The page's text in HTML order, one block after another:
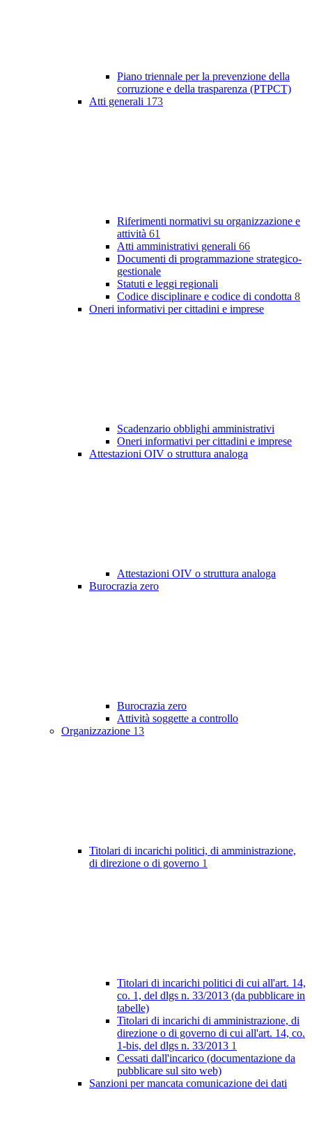
Piano triennale per la prevenzione della
corruzione e della trasparenza (PTPCT)
Atti generali 173
Riferimenti normativi su organizzazione e
attività 61
Atti amministrativi generali 66
Documenti di programmazione strategico-
gestionale
Statuti e leggi regionali
Codice disciplinare e codice di condotta 8
Oneri informativi per cittadini e imprese
Scadenzario obblighi amministrativi
Oneri informativi per cittadini e imprese
Attestazioni OIV o struttura analoga
Attestazioni OIV o struttura analoga
Burocrazia zero
Burocrazia zero
Attività soggette a controllo
Organizzazione 13
Titolari di incarichi politici, di amministrazione,
di direzione o di governo 1
Titolari di incarichi politici di cui all'art. 14,
co. 1, del dlgs n. 33/2013 (da pubblicare in
tabelle)
Titolari di incarichi di amministrazione, di
direzione o di governo di cui all'art. 14, co.
1-bis, del dlgs n. 33/2013 1
Cessati dall'incarico (documentazione da
pubblicare sul sito web)
Sanzioni per mancata comunicazione dei dati